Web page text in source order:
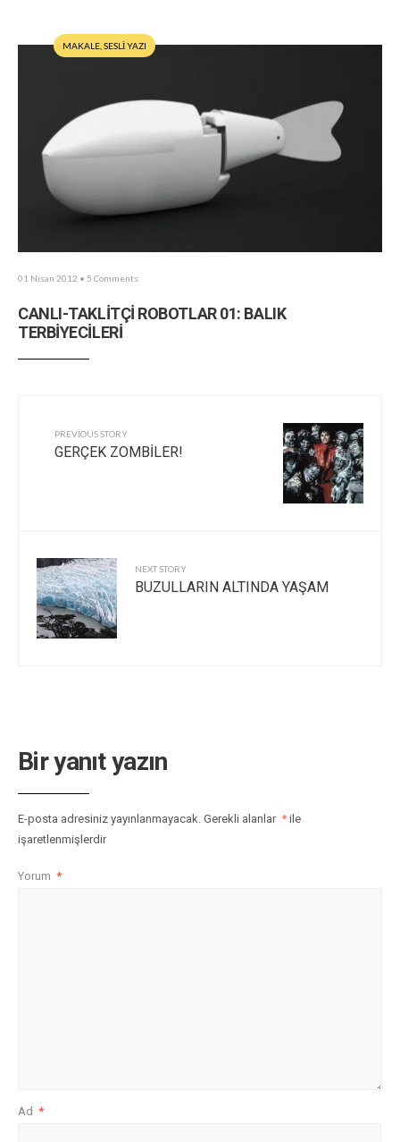
MAKALE SESLİ YAZI
01 Nisan 2012 • 5 Comments
CANLI-TAKLİTÇİ ROBOTLAR 01: BALIK
TERBİYECİLERİ
PREVIOUS STORY
GERÇEK ZOMBİLER!
NEXT STORY
BUZULLARIN ALTINDA YAŞAM
Bir yanıt yazın
E-posta adresiniz yayınlanmayacak. Gerekli alanlar * ile
işaretlenmişlerdir
Yorum *
Ad *